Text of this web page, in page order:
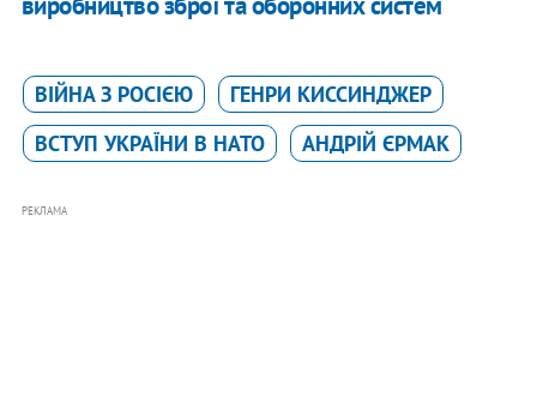
ВІЙНА З РОСІЄЮ
ГЕНРИ КИССИНДЖЕР
ВСТУП УКРАЇНИ В НАТО
АНДРІЙ ЄРМАК
РЕКЛАМА